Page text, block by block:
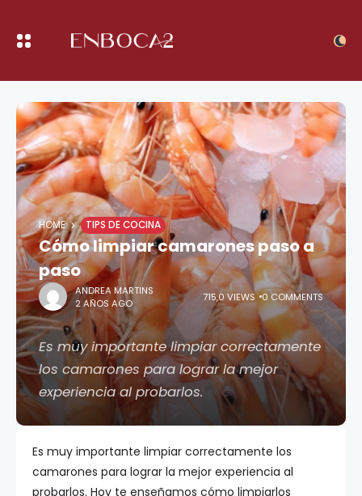
HOME TIPS DE COCINA
Cómo limpiar camarones paso a
paso
ANDREA MARTINS
2 AÑOS AGO
715,0 VIEWS 0 COMMENTS
Es muy importante limpiar correctamente
los camarones para lograr la mejor
experiencia al probarlos.
Es muy importante limpiar correctamente los
camarones para lograr la mejor experiencia al
probarlos. Hoy te enseñamos cómo limpiarlos